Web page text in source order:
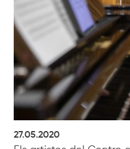
27.05.2020